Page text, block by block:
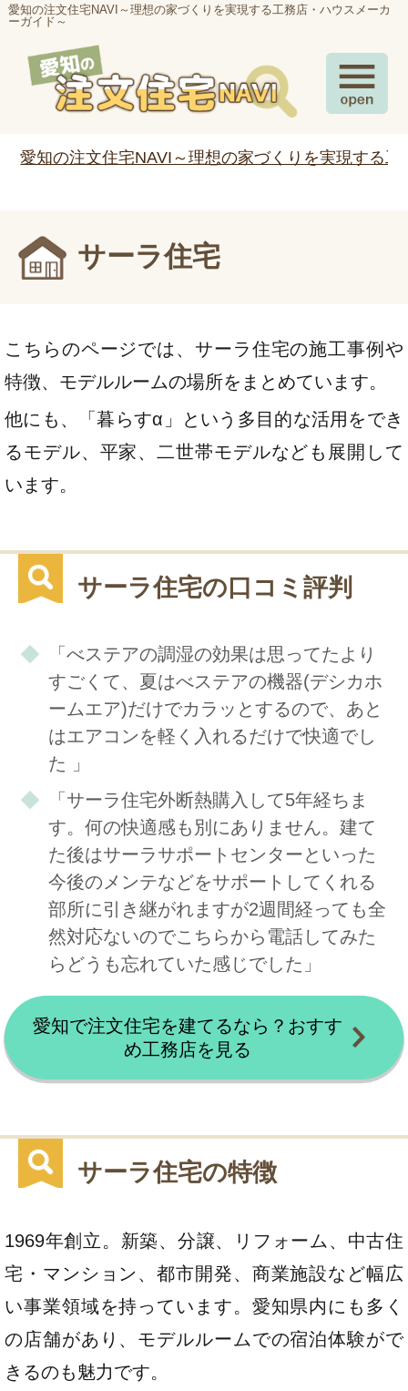
愛知の注文住宅NAVI～理想の家づくりを実現する工務店・ハウスメーカ
ーガイド～
愛知の注文住宅NAVI～理想の家づくりを実現する
サーラ住宅
こちらのページでは、サーラ住宅の施工事例や
特徴、モデルルームの場所をまとめています。
他にも、「暮らすα」という多目的な活用をでき
るモデル、平家、二世帯モデルなども展開して
います。
サーラ住宅の口コミ評判
「べステアの調湿の効果は思ってたより
すごくて、夏はべステアの機器(デシカホ
ームエア)だけでカラッとするので、あと
はエアコンを軽く入れるだけで快適でし
た 」
「サーラ住宅外断熱購入して5年経ちま
す。何の快適感も別にありません。建て
た後はサーラサポートセンターといった
今後のメンテなどをサポートしてくれる
部所に引き継がれますが2週間経っても全
然対応ないのでこちらから電話してみた
らどうも忘れていた感じでした」
愛知で注文住宅を建てるなら？おすす
め工務店を見る
サーラ住宅の特徴
1969年創立。新築、分譲、リフォーム、中古住
宅・マンション、都市開発、商業施設など幅広
い事業領域を持っています。愛知県内にも多く
の店舗があり、モデルルームでの宿泊体験がで
きるのも魅力です。